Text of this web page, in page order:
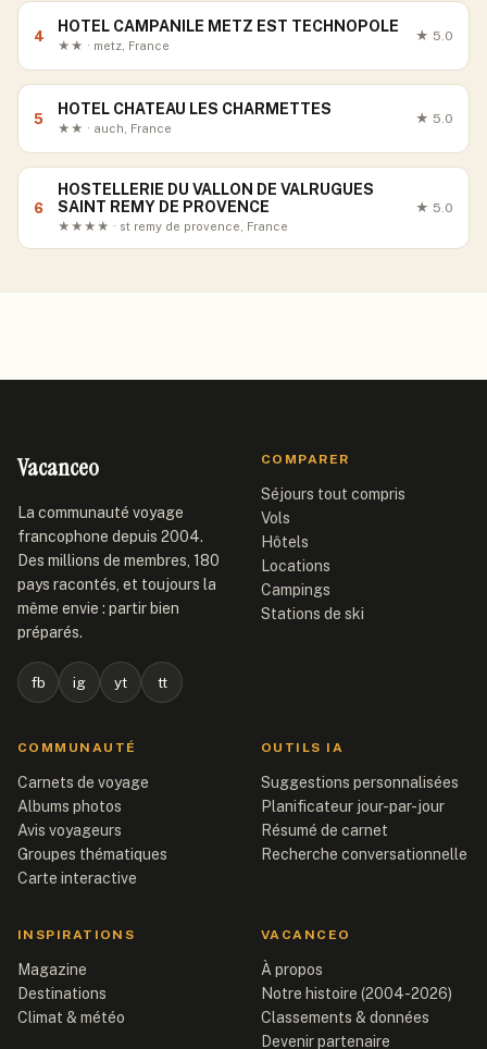
4
HOTEL CAMPANILE METZ EST TECHNOPOLE
★★ · metz, France
★ 5.0
5
HOTEL CHATEAU LES CHARMETTES
★★ · auch, France
★ 5.0
6
HOSTELLERIE DU VALLON DE VALRUGUES
SAINT REMY DE PROVENCE
★★★★ · st remy de provence, France
★ 5.0
Vacanceo
La communauté voyage
francophone depuis 2004.
Des millions de membres, 180
pays racontés, et toujours la
même envie : partir bien
préparés.
fb ig yt tt
COMPARER
Séjours tout compris
Vols
Hôtels
Locations
Campings
Stations de ski
COMMUNAUTÉ
Carnets de voyage
Albums photos
Avis voyageurs
Groupes thématiques
Carte interactive
OUTILS IA
Suggestions personnalisées
Planificateur jour-par-jour
Résumé de carnet
Recherche conversationnelle
INSPIRATIONS
Magazine
Destinations
Climat & météo
VACANCEO
À propos
Notre histoire (2004-2026)
Classements & données
Devenir partenaire